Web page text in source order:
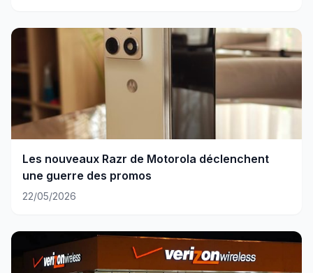
Les nouveaux Razr de Motorola déclenchent
une guerre des promos
22/05/2026